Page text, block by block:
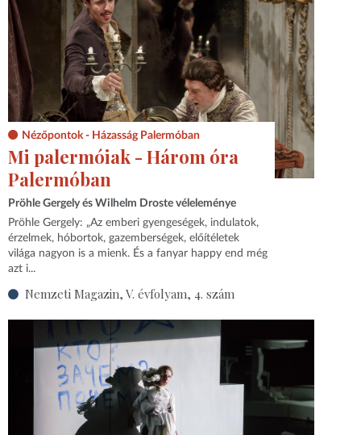
Nézőpontok - Házasság Palermóban
Mi palermóiak - Három óra
Palermóban
Pröhle Gergely és Wilhelm Droste véleleménye
Pröhle Gergely: „Az emberi gyengeségek, indulatok,
érzelmek, hóbortok, gazemberségek, előítéletek
világa nagyon is a mienk. És a fanyar happy end még
azt i...
Nemzeti Magazin, V. évfolyam, 4. szám